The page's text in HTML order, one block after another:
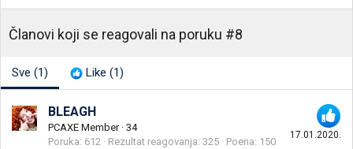
Članovi koji se reagovali na poruku #8
Sve (1) Like (1)
17.01.2020.
BLEAGH
PCAXE Member · 34
Poruka 612 Rezultat reagovanja 325 Poena 150